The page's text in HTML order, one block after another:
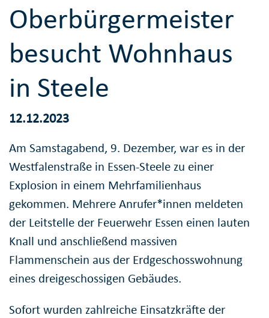
Oberbürgermeister
besucht Wohnhaus
in Steele
12.12.2023
Am Samstagabend, 9. Dezember, war es in der
Westfalenstraße in Essen-Steele zu einer
Explosion in einem Mehrfamilienhaus
gekommen. Mehrere Anrufer*innen meldeten
der Leitstelle der Feuerwehr Essen einen lauten
Knall und anschließend massiven
Flammenschein aus der Erdgeschosswohnung
eines dreigeschossigen Gebäudes.
Sofort wurden zahlreiche Einsatzkräfte der